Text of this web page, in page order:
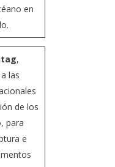
en
,
las
de los
para
e